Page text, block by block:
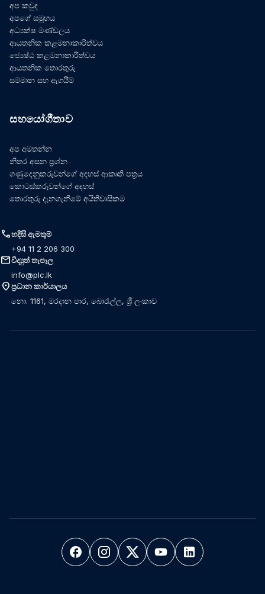
අප කවුද
අපගේ සමූහය
අධ්‍යක්ෂ මණ්ඩලය
ආයතනික කළමනාකාරිත්වය
ජ්‍යෙෂ්ඨ කළමනාකාරිත්වය
ආයතනික තොරතුරු
සම්මාන සහ ඇගයීම්
සහයෝගීතාව
අප අමතන්න
නිතර අසන ප්‍රශ්න
ගණුදෙනුකරුවන්ගේ අදහස් ආකෘති පත්‍රය
කොටස්කරුවන්ගේ අදහස්
තොරතුරු දැනගැනීමේ අයිතිවාසිකම
callහදිසි ඇමතුම්
+94 11 2 206 300
mailවිද්‍යුත් තැපෑල
info@plc.lk
location_onප්‍රධාන කාර්යාලය
නො. 1161, මරදාන පාර, බොරැල්ල, ශ්‍රී ලංකාව